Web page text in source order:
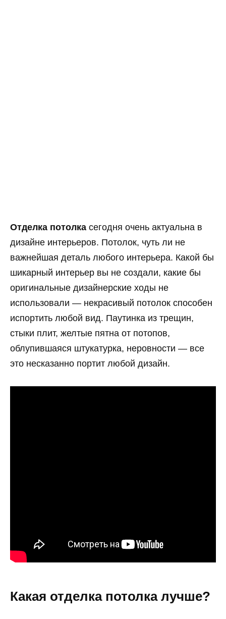
Отделка потолка сегодня очень актуальна в
дизайне интерьеров. Потолок, чуть ли не
важнейшая деталь любого интерьера. Какой бы
шикарный интерьер вы не создали, какие бы
оригинальные дизайнерские ходы не
использовали — некрасивый потолок способен
испортить любой вид. Паутинка из трещин,
стыки плит, желтые пятна от потопов,
облупившаяся штукатурка, неровности — все
это несказанно портит любой дизайн.
Какая отделка потолка лучше?